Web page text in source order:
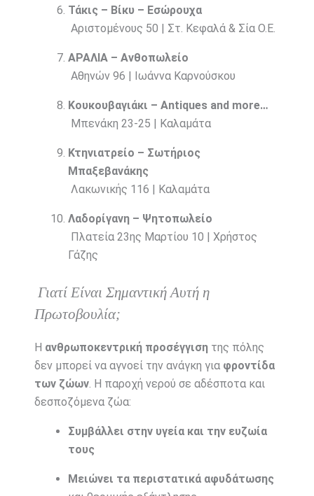
Τάκις – Βίκυ – Εσώρουχα
Αριστομένους 50 | Στ. Κεφαλά & Σία Ο.Ε.
ΑΡΑΛΙΑ – Ανθοπωλείο
Αθηνών 96 | Ιωάννα Καρνούσκου
Κουκουβαγιάκι – Antiques and more…
Μπενάκη 23-25 | Καλαμάτα
Κτηνιατρείο – Σωτήριος
Μπαξεβανάκης
Λακωνικής 116 | Καλαμάτα
Λαδορίγανη – Ψητοπωλείο
Πλατεία 23ης Μαρτίου 10 | Χρήστος
Γάζης
Γιατί Είναι Σημαντική Αυτή η
Πρωτοβουλία;
Η ανθρωποκεντρική προσέγγισητης πόλης
δεν μπορεί να αγνοεί την ανάγκη για φροντίδα
των ζώων. Η παροχή νερού σε αδέσποτα και
δεσποζόμενα ζώα:
Συμβάλλει στην υγεία και την ευζωία
τους
Μειώνει τα περιστατικά αφυδάτωσης